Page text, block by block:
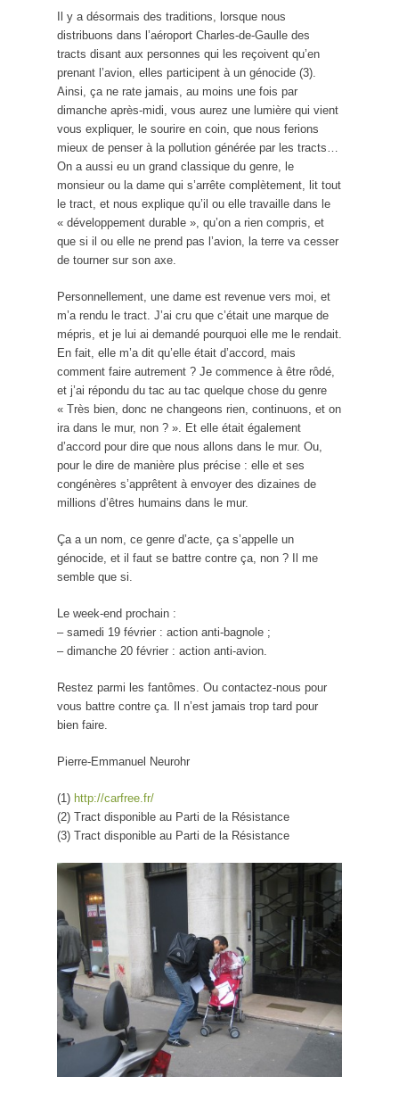
Il y a désormais des traditions, lorsque nous
distribuons dans l’aéroport Charles-de-Gaulle des
tracts disant aux personnes qui les reçoivent qu’en
prenant l’avion, elles participent à un génocide (3).
Ainsi, ça ne rate jamais, au moins une fois par
dimanche après-midi, vous aurez une lumière qui vient
vous expliquer, le sourire en coin, que nous ferions
mieux de penser à la pollution générée par les tracts…
On a aussi eu un grand classique du genre, le
monsieur ou la dame qui s’arrête complètement, lit tout
le tract, et nous explique qu’il ou elle travaille dans le
« développement durable », qu’on a rien compris, et
que si il ou elle ne prend pas l’avion, la terre va cesser
de tourner sur son axe.
Personnellement, une dame est revenue vers moi, et
m’a rendu le tract. J’ai cru que c’était une marque de
mépris, et je lui ai demandé pourquoi elle me le rendait.
En fait, elle m’a dit qu’elle était d’accord, mais
comment faire autrement ? Je commence à être rôdé,
et j’ai répondu du tac au tac quelque chose du genre
« Très bien, donc ne changeons rien, continuons, et on
ira dans le mur, non ? ». Et elle était également
d’accord pour dire que nous allons dans le mur. Ou,
pour le dire de manière plus précise : elle et ses
congénères s’apprêtent à envoyer des dizaines de
millions d’êtres humains dans le mur.
Ça a un nom, ce genre d’acte, ça s’appelle un
génocide, et il faut se battre contre ça, non ? Il me
semble que si.
Le week-end prochain :
– samedi 19 février : action anti-bagnole ;
– dimanche 20 février : action anti-avion.
Restez parmi les fantômes. Ou contactez-nous pour
vous battre contre ça. Il n’est jamais trop tard pour
bien faire.
Pierre-Emmanuel Neurohr
(1) http://carfree.fr/
(2) Tract disponible au Parti de la Résistance
(3) Tract disponible au Parti de la Résistance